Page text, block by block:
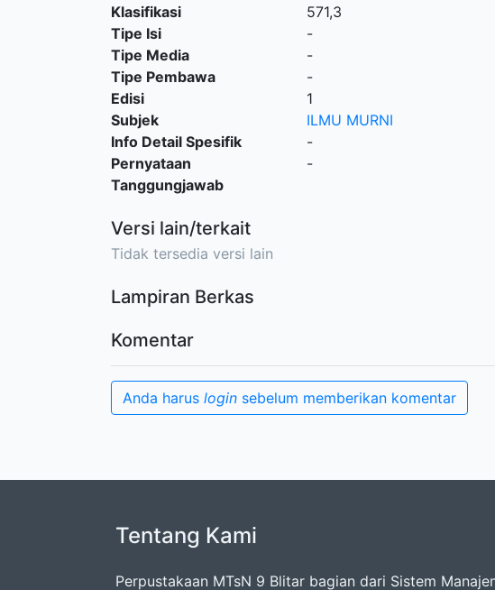
Klasifikasi
571,3
Tipe Isi
-
Tipe Media
-
Tipe Pembawa
-
Edisi
1
Subjek
ILMU MURNI
Info Detail Spesifik
-
Pernyataan
Tanggungjawab
-
Versi lain/terkait
Tidak tersedia versi lain
Lampiran Berkas
Komentar
Anda harus login sebelum memberikan komentar
Tentang Kami
Perpustakaan MTsN 9 Blitar bagian dari Sistem